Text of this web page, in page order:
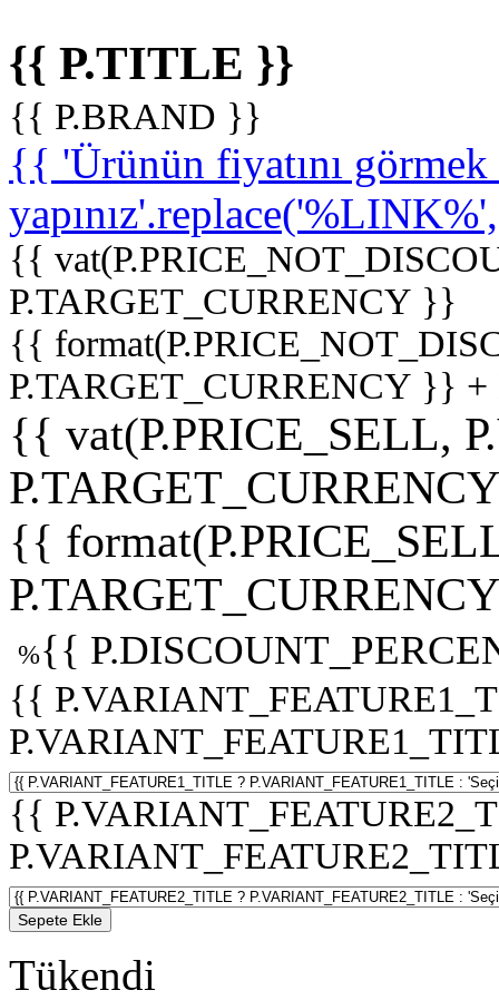
{{ P.TITLE }}
{{ P.BRAND }}
{{ 'Ürünün fiyatını
{{
P.TARGET_CURRENCY }}
{{
P.TARGET_CURRENCY }}
{{ vat(P.PRICE_SELL,
{{
%{{
{{
{{
Sepete Ekle
Tükendi